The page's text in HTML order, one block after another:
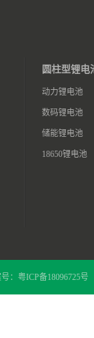
圆柱型锂电
动力锂电池
数码锂电池
储能锂电池
18650锂电池
： 粤ICP备18096725号